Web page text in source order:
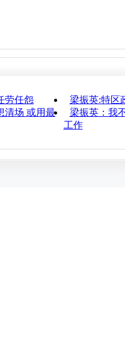
劳任怨
梁振英:特区
清场 或用最
梁振英：我
工作